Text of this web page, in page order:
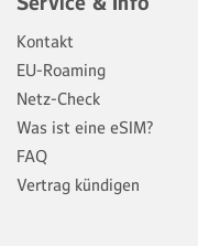
Kontakt
EU-Roaming
Netz-Check
Was ist eine eSIM?
FAQ
Vertrag kündigen